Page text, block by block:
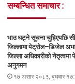
सम्बन्धित समाचार :
भाउ घट्ने सूचना चुहिएपछि
जिल्लामा पेट्रोल–डिजेल
जिल्ला अधिकारीको नेतृत्वमा
अनुगमन
१७ असार २०८३, बुधबार